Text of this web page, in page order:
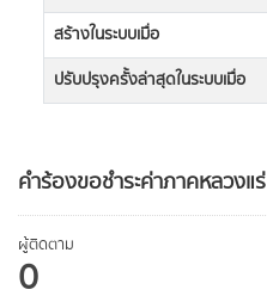
คำร้องขอชำระค่าภาคหลวงแร่
ผู้ติดตาม
0
สร้างในระบบเมื่อ
ปรับปรุงครั้งล่าสุดในระบบเมื่อ